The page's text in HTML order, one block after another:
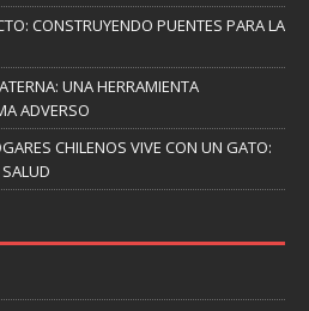
CONSTRUYENDO PUENTES PARA LA
UNA HERRAMIENTA
ADVERSO
CHILENOS VIVE CON UN GATO: